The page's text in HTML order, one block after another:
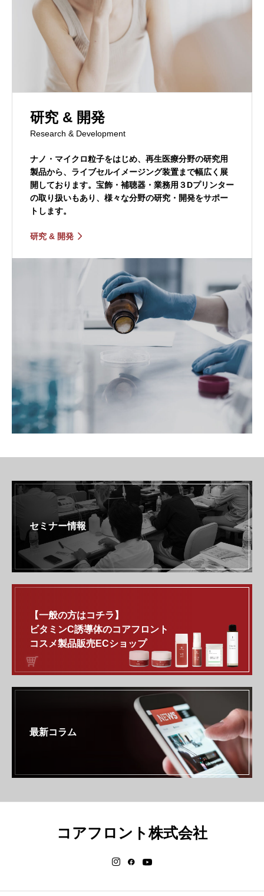
研究 & 開発
Research & Development
ナノ・マイクロ粒子をはじめ、再生医療分野の研究用
製品から、ライブセルイメージング装置まで幅広く展
開しております。宝飾・補聴器・業務用３Dプリンター
の取り扱いもあり、様々な分野の研究・開発をサポー
トします。
研究 & 開発
セミナー情報
【一般の方はコチラ】
ビタミンC誘導体のコアフロント
コスメ製品販売ECショップ
最新コラム
コアフロント株式会社